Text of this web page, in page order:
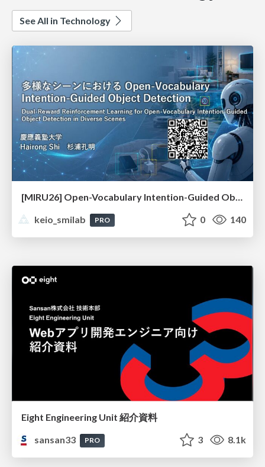
See All in Technology
[MIRU26] Open-Vocabulary Intention-Guided Object Detection in Diverse Scenes
keio_smilab
PRO 0 140
Eight Engineering Unit 紹介資料
sansan33
PRO 3 8.1k